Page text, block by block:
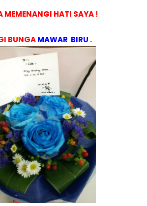
MEMENANGI HATI SAYA !
BUNGAMAWAR BIRU .